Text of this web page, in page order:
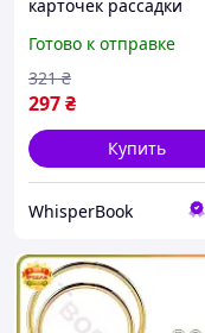
карточек рассадки
ценникодержатель
Leeseph 10шт серебро
MV039 D8
Готово к отправке
297₴
321 ₴
Купить
WhisperBook